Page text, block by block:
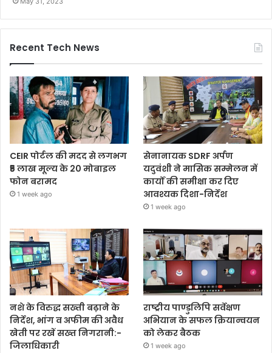
Recent Tech News
CEIR पोर्टल की मदद से लगभग
₹5 लाख मूल्य के 20 मोबाइल
फोन बरामद
1 week ago
सेनानायक SDRF अर्पण
यदुवंशी ने मासिक सम्मेलन में
कार्यों की समीक्षा कर दिए
आवश्यक दिशा-निर्देश
1 week ago
नशे के विरुद्ध सख्ती बढ़ाने के
निर्देश, भांग व अफीम की अवैध
खेती पर रखें सख्त निगरानी:-
जिलाधिकारी
राष्ट्रीय पाण्डुलिपि सर्वेक्षण
अभियान के सफल क्रियान्वयन
को लेकर बैठक
1 week ago